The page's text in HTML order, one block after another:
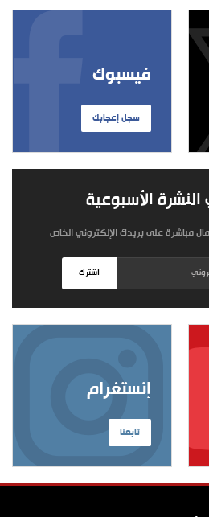
فيسبوك
سجل إعجابك
الأسبوعية
مباشرة على بريدك الإلكتروني الخاص
اشترك
إنستغرام
تابعنا